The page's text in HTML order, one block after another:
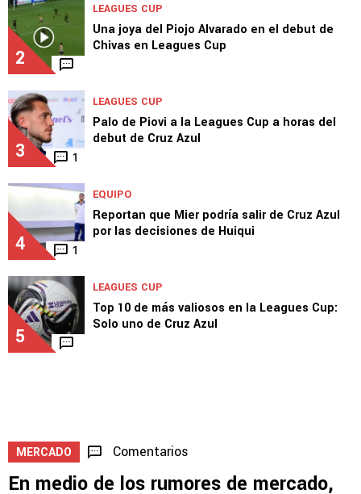
2
LEAGUES CUP
Una joya del Piojo Alvarado en el debut de
Chivas en Leagues Cup
3 1
LEAGUES CUP
Palo de Piovi a la Leagues Cup a horas del
debut de Cruz Azul
4 1
EQUIPO
Reportan que Mier podría salir de Cruz Azul
por las decisiones de Huiqui
5
LEAGUES CUP
Top 10 de más valiosos en la Leagues Cup:
Solo uno de Cruz Azul
MERCADO Comentarios
En medio de los rumores de mercado,